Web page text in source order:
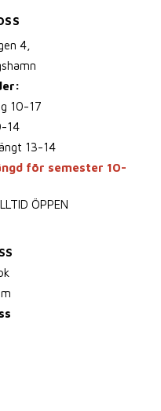
4,
10-17
14
13-14
för semester 10-
ÖPPEN